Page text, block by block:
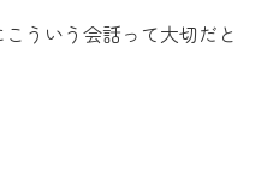
ういう会話って大切だと